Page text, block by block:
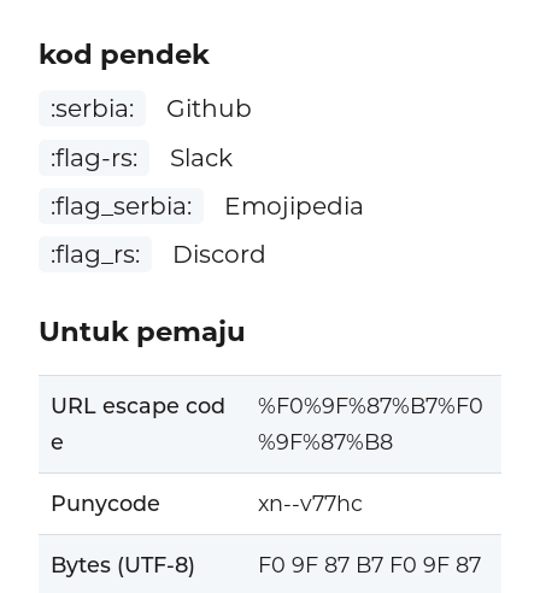
kod pendek
:serbia:
Github
:flag-rs:
Slack
:flag_serbia:
Emojipedia
:flag_rs:
Discord
Untuk pemaju
URL escape cod
e
%F0%9F%87%B7%F0
%9F%87%B8
Punycode xn--v77hc
Bytes (UTF-8)
F0 9F 87 B7 F0 9F 87